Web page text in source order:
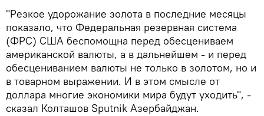
"Резкое удорожание золота в последние месяцы
показало, что Федеральная резервная система
(ФРС) США беспомощна перед обесцениваем
американской валюты, а в дальнейшем - и перед
обесцениванием валюты не только в золотом, но и
в товарном выражении. И в этом смысле от
доллара многие экономики мира будут уходить", -
сказал Колташов Sputnik Азербайджан.